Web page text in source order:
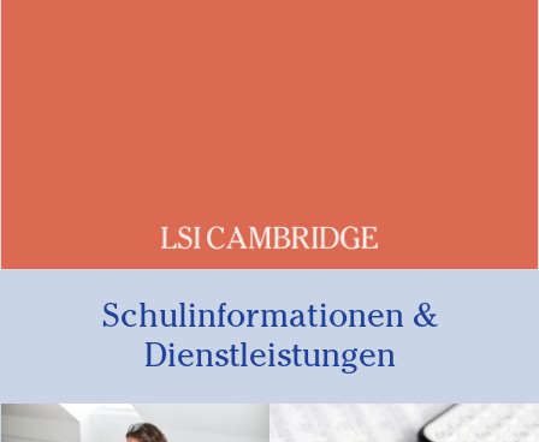
Schulinformationen &
Dienstleistungen